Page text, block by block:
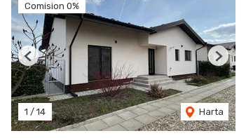
Comision 0%
1 / 14 Harta
Previous Next